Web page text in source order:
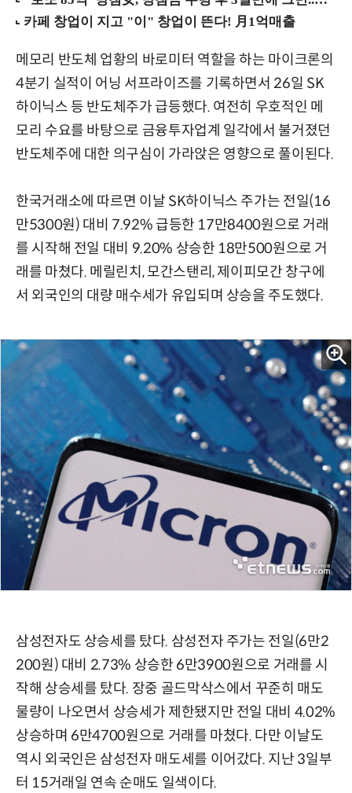
메모리 반도체 업황의 바로미터 역할을 하는 마이크론의
4분기 실적이 어닝 서프라이즈를 기록하면서 26일 SK
하이닉스 등 반도체주가 급등했다. 여전히 우호적인 메
모리 수요를 바탕으로 금융투자업계 일각에서 불거졌던
반도체주에 대한 의구심이 가라앉은 영향으로 풀이된다.
한국거래소에 따르면 이날 SK하이닉스 주가는 전일(16
만5300원) 대비 7.92% 급등한 17만8400원으로 거래
를 시작해 전일 대비 9.20% 상승한 18만500원으로 거
래를 마쳤다. 메릴린치, 모간스탠리, 제이피모간 창구에
서 외국인의 대량 매수세가 유입되며 상승을 주도했다.
삼성전자도 상승세를 탔다. 삼성전자 주가는 전일(6만2
200원) 대비 2.73% 상승한 6만3900원으로 거래를 시
작해 상승세를 탔다. 장중 골드막삭스에서 꾸준히 매도
물량이 나오면서 상승세가 제한됐지만 전일 대비 4.02%
상승하며 6만4700원으로 거래를 마쳤다. 다만 이날도
역시 외국인은 삼성전자 매도세를 이어갔다. 지난 3일부
터 15거래일 연속 순매도 일색이다.